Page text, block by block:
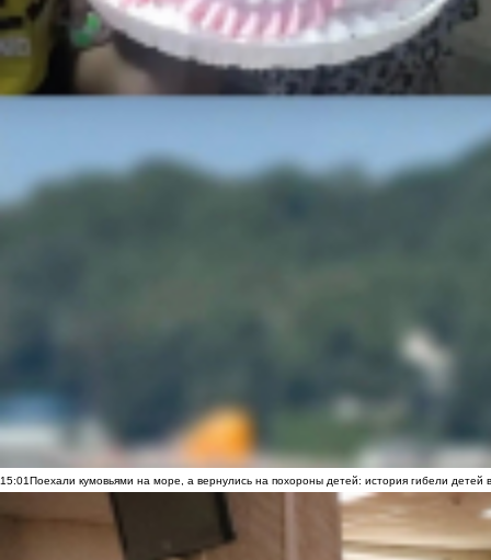
15:01Поехали кумовьями на море, а вернулись на похороны детей: история гибели детей